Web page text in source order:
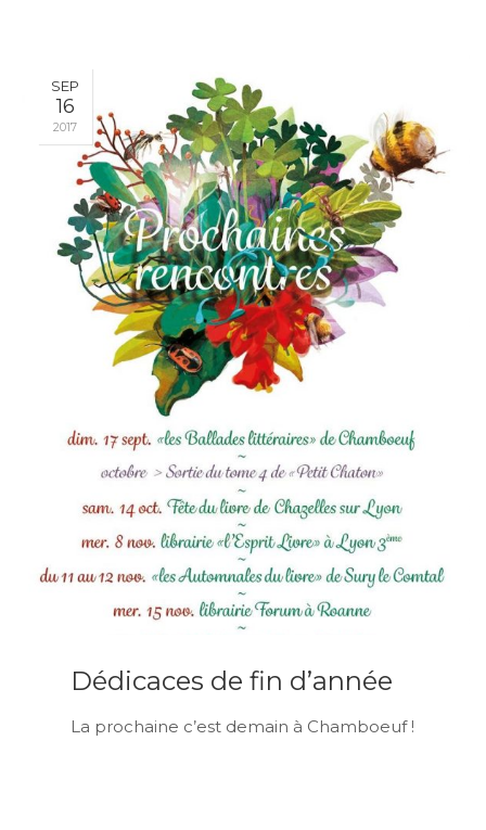
SEP
16
2017
Dédicaces de fin d’année
La prochaine c’est demain à Chamboeuf !